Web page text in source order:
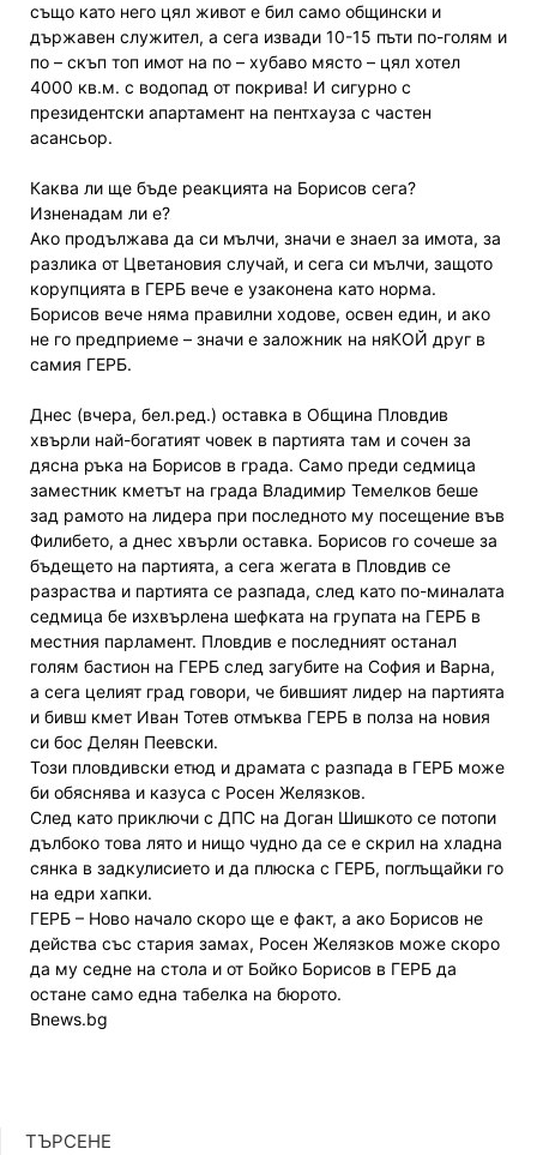
също като него цял живот е бил само общински и
държавен служител, а сега извади 10-15 пъти по-голям и
по – скъп топ имот на по – хубаво място – цял хотел
4000 кв.м. с водопад от покрива! И сигурно с
президентски апартамент на пентхауза с частен
асансьор.
Каква ли ще бъде реакцията на Борисов сега?
Изненадам ли е?
Ако продължава да си мълчи, значи е знаел за имота, за
разлика от Цветановия случай, и сега си мълчи, защото
корупцията в ГЕРБ вече е узаконена като норма.
Борисов вече няма правилни ходове, освен един, и ако
не го предприеме – значи е заложник на няКОЙ друг в
самия ГЕРБ.
Днес (вчера, бел.ред.) оставка в Община Пловдив
хвърли най-богатият човек в партията там и сочен за
дясна ръка на Борисов в града. Само преди седмица
заместник кметът на града Владимир Темелков беше
зад рамото на лидера при последното му посещение във
Филибето, а днес хвърли оставка. Борисов го сочеше за
бъдещето на партията, а сега жегата в Пловдив се
разраства и партията се разпада, след като по-миналата
седмица бе изхвърлена шефката на групата на ГЕРБ в
местния парламент. Пловдив е последният останал
голям бастион на ГЕРБ след загубите на София и Варна,
а сега целият град говори, че бившият лидер на партията
и бивш кмет Иван Тотев отмъква ГЕРБ в полза на новия
си бос Делян Пеевски.
Този пловдивски етюд и драмата с разпада в ГЕРБ може
би обяснява и казуса с Росен Желязков.
След като приключи с ДПС на Доган Шишкото се потопи
дълбоко това лято и нищо чудно да се е скрил на хладна
сянка в задкулисието и да плюска с ГЕРБ, поглъщайки го
на едри хапки.
ГЕРБ – Ново начало скоро ще е факт, а ако Борисов не
действа със стария замах, Росен Желязков може скоро
да му седне на стола и от Бойко Борисов в ГЕРБ да
остане само една табелка на бюрото.
Bnews.bg
ТЪРСЕНЕ